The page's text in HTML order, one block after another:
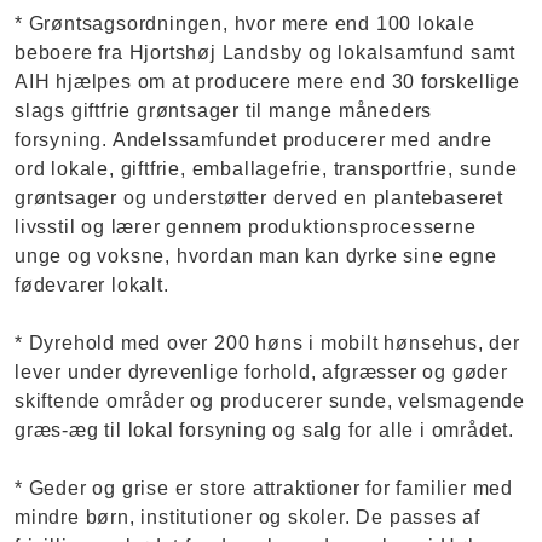
* Grøntsagsordningen, hvor mere end 100 lokale
beboere fra Hjortshøj Landsby og lokalsamfund samt
AIH hjælpes om at producere mere end 30 forskellige
slags giftfrie grøntsager til mange måneders
forsyning. Andelssamfundet producerer med andre
ord lokale, giftfrie, emballagefrie, transportfrie, sunde
grøntsager og understøtter derved en plantebaseret
livsstil og lærer gennem produktionsprocesserne
unge og voksne, hvordan man kan dyrke sine egne
fødevarer lokalt.
* Dyrehold med over 200 høns i mobilt hønsehus, der
lever under dyrevenlige forhold, afgræsser og gøder
skiftende områder og producerer sunde, velsmagende
græs-æg til lokal forsyning og salg for alle i området.
* Geder og grise er store attraktioner for familier med
mindre børn, institutioner og skoler. De passes af